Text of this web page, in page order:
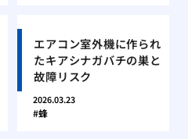
エアコン室外機に作られ
たキアシナガバチの巣と
故障リスク
2026.03.23
蜂